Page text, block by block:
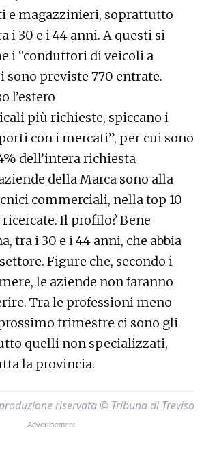
e magazzinieri, soprattutto
i 30 e i 44 anni. A questi si
i “conduttori di veicoli a
sono previste 770 entrate.
l’estero
più richieste, spiccano i
con i mercati”, per cui sono
dell’intera richiesta
della Marca sono alla
commerciali, nella top 10
Il profilo? Bene
tra i 30 e i 44 anni, che abbia
Figure che, secondo i
le aziende non faranno
Tra le professioni meno
trimestre ci sono gli
quelli non specializzati,
la provincia.
riservata © Tribuna di Treviso